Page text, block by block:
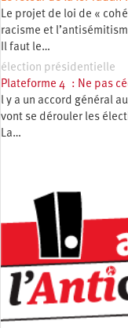
Le projet de loi de «
racisme et
Il faut le…
élection présidentielle
Plateforme 4 : Ne pas
l y a un accord général
vont se dérouler les
La…